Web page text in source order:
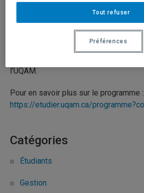
Durée: 00:53
l’UQAM.
Pour en savoir plus sur le programme :
https://etudier.uqam.ca/
Catégories
Étudiants
Gestion
Tout refuser
Préférences